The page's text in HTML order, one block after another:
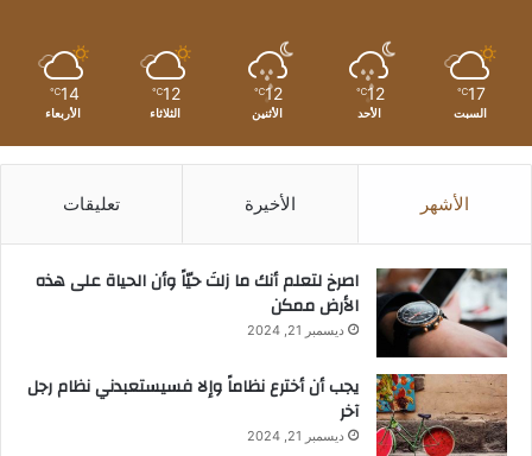
17
℃
السبت
12
℃
الأحد
12
℃
الأثنين
12
℃
الثلاثاء
14
℃
الأربعاء
الأشهر الأخيرة تعليقات
‫اصرخ لتعلم أنك ما زلتَ حيّاً وأن الحياة على هذه
الأرض ممكن
ديسمبر 21, 2024
يجب أن أخترع نظاماً وإلا فسيستعبدني نظام رجل
آخر
ديسمبر 21, 2024